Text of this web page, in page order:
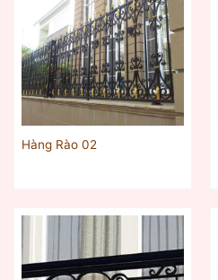
Hàng Rào 02